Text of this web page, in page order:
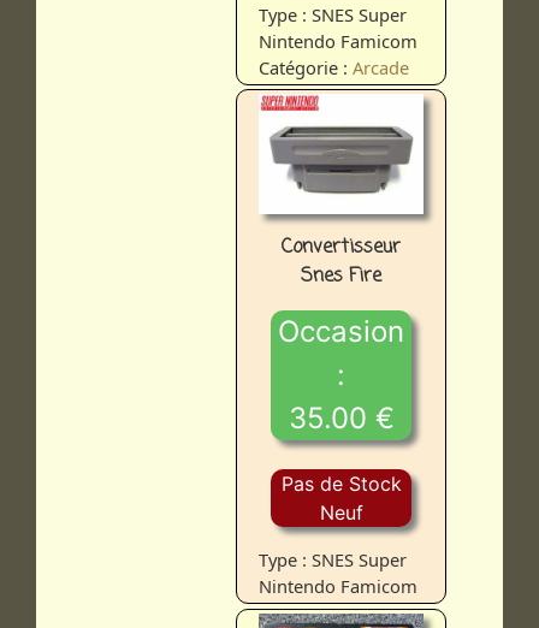
Type : SNES Super
Nintendo Famicom
Catégorie :Arcade
Convertisseur
Snes Fire
Occasion
:
35.00 €
Pas de Stock
Neuf
Type : SNES Super
Nintendo Famicom